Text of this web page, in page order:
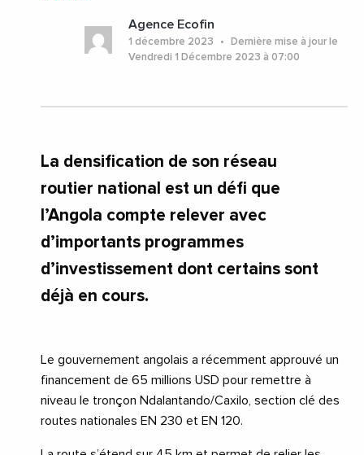
Agence Ecofin
1 décembre 2023
Dernière mise à jour le
Vendredi 1 Décembre 2023 à 07:00
La densification de son réseau
routier national est un défi que
l’Angola compte relever avec
d’importants programmes
d’investissement dont certains sont
déjà en cours.
Le gouvernement angolais a récemment approuvé un
financement de 65 millions USD pour remettre à
niveau le tronçon Ndalantando/Caxilo, section clé des
routes nationales EN 230 et EN 120.